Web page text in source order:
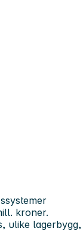
kroner.
ulike lagerbygg,